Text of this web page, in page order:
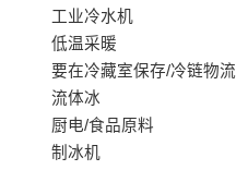
工业冷水机
低温采暖
要在冷藏室保存/冷链物流
流体冰
厨电/食品原料
制冰机